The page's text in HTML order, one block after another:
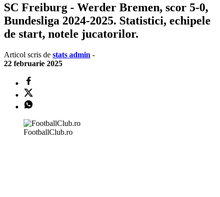
SC Freiburg - Werder Bremen, scor 5-0,
Bundesliga 2024-2025. Statistici, echipele
de start, notele jucatorilor.
Articol scris de stats admin -
22 februarie 2025
FootballClub.ro